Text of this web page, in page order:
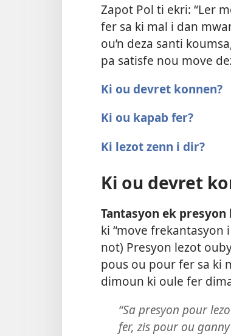
Zapot Pol ti ekri: “Ler
fer sa ki mal i dan
ou’n deza santi
pa satisfe nou move
Ki ou devret konnen?
Ki ou kapab fer?
Ki lezot zenn i dir?
Ki ou devret
Tantasyon ek
ki “move frekantasyon
not) Presyon lezot
pous ou pour fer sa ki
dimoun ki oule fer
“Sa presyon pour
fer, zis pour ou